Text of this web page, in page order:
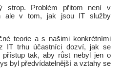
strop. Problém přitom není v
ale v tom, jak jsou IT služby
teorie a s našimi konkrétními
IT trhu účastníci dozví, jak se
tak, aby růst nebyl jen o
byl předvídatelnější a vztahy se